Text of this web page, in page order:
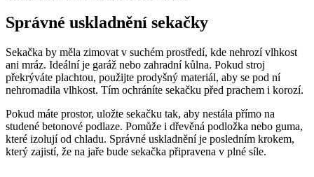
Správné uskladnění sekačky
Sekačka by měla zimovat v suchém prostředí, kde nehrozí vlhkost
ani mráz. Ideální je garáž nebo zahradní kůlna. Pokud stroj
překrýváte plachtou, použijte prodyšný materiál, aby se pod ní
nehromadila vlhkost. Tím ochráníte sekačku před prachem i korozí.
Pokud máte prostor, uložte sekačku tak, aby nestála přímo na
studené betonové podlaze. Pomůže i dřevěná podložka nebo guma,
které izolují od chladu. Správné uskladnění je posledním krokem,
který zajistí, že na jaře bude sekačka připravena v plné síle.